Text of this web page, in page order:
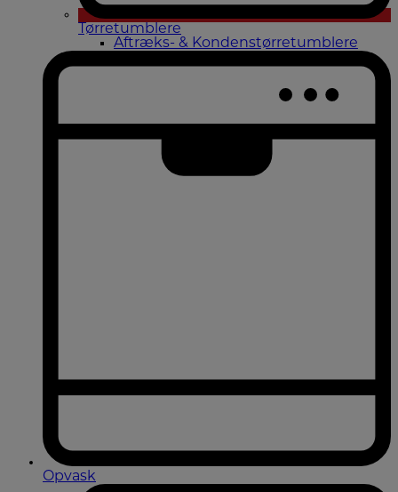
Tørretumblere
Aftræks- & Kondenstørretumblere
Opvask